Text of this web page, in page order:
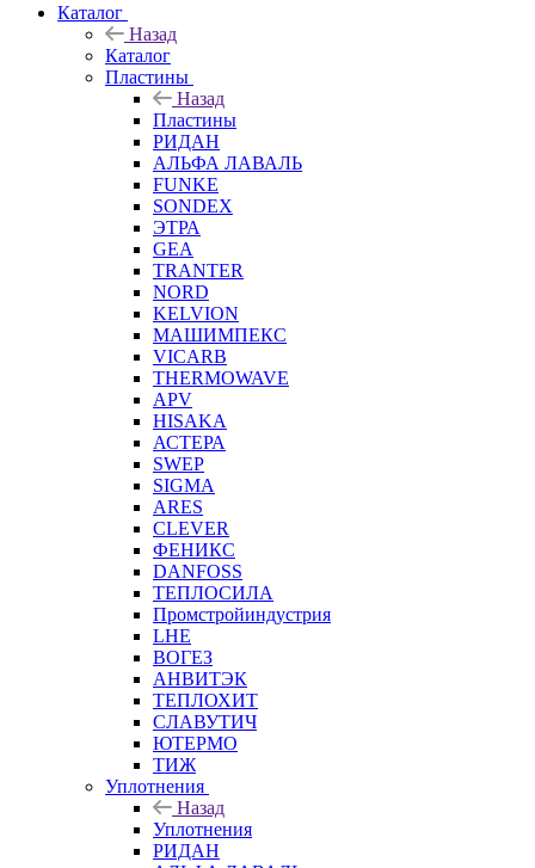
Каталог
Назад
Каталог
Пластины
Назад
Пластины
РИДАН
АЛЬФА ЛАВАЛЬ
FUNKE
SONDEX
ЭТРА
GEA
TRANTER
NORD
KELVION
МАШИМПЕКС
VICARB
THERMOWAVE
APV
HISAKA
АСТЕРА
SWEP
SIGMA
ARES
CLEVER
ФЕНИКС
DANFOSS
ТЕПЛОСИЛА
Промстройиндустрия
LHE
ВОГЕЗ
АНВИТЭК
ТЕПЛОХИТ
СЛАВУТИЧ
ЮТЕРМО
ТИЖ
Уплотнения
Назад
Уплотнения
РИДАН